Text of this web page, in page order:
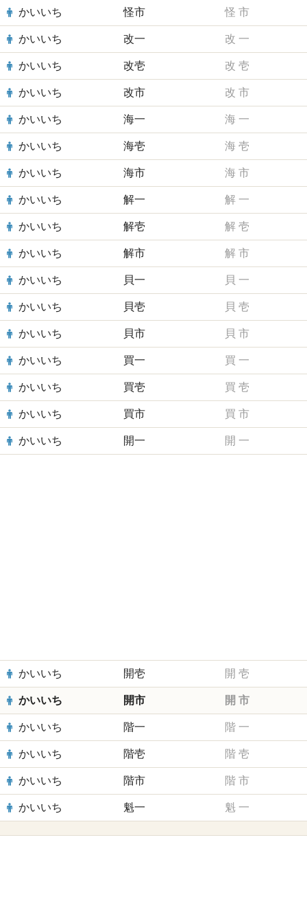
かいいち 怪市 怪 市
かいいち 改一 改 一
かいいち 改壱 改 壱
かいいち 改市 改 市
かいいち 海一 海 一
かいいち 海壱 海 壱
かいいち 海市 海 市
かいいち 解一 解 一
かいいち 解壱 解 壱
かいいち 解市 解 市
かいいち 貝一 貝 一
かいいち 貝壱 貝 壱
かいいち 貝市 貝 市
かいいち 買一 買 一
かいいち 買壱 買 壱
かいいち 買市 買 市
かいいち 開一 開 一
かいいち 開壱 開 壱
かいいち 開市 開 市
かいいち 階一 階 一
かいいち 階壱 階 壱
かいいち 階市 階 市
かいいち 魁一 魁 一